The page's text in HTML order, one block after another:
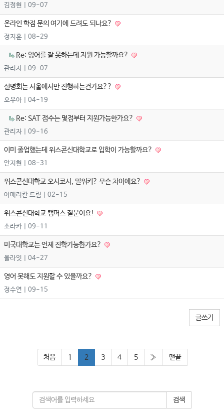
김정현 | 09-07
온라인 학점 문의 여기에 드려도 되나요?
정지훈 | 08-29
Re: 영어를 잘 못하는데 지원 가능할까요?
관리자 | 09-07
설명회는 서울에서만 진행하는건가요??
오우아 | 04-19
Re: SAT 점수는 몇점부터 지원가능한가요?
관리자 | 09-16
이미 졸업했는데 위스콘신대학교로 입학이 가능할까요?
안지현 | 08-31
위스콘신대학교 오시코시, 밀워키? 무슨 차이에요?
아메리칸 드림 | 02-15
위스콘신대학교 캠퍼스 질문이요!
소라카 | 09-11
미국대학교는 언제 진학가능한가요?
올라잇 | 04-27
영어 못해도 지원할 수 있을까요?
정수연 | 09-15
글쓰기
처음 1 2 3 4 5 » 맨끝
검색